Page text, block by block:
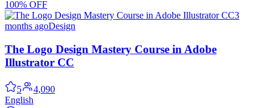
100% OFF
3
months agoDesign
The Logo Design Mastery Course in Adobe
Illustrator CC
5
4,090
English